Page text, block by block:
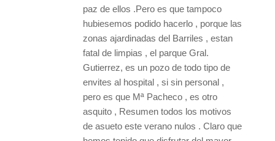
paz de ellos .Pero es que tampoco
hubiesemos podido hacerlo , porque las
zonas ajardinadas del Barriles , estan
fatal de limpias , el parque Gral.
Gutierrez, es un pozo de todo tipo de
envites al hospital , si sin personal ,
pero es que Mª Pacheco , es otro
asquito , Resumen todos los motivos
de asueto este verano nulos . Claro que